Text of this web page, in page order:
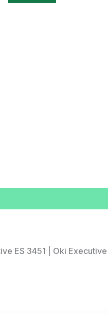
ES 3451 | Oki